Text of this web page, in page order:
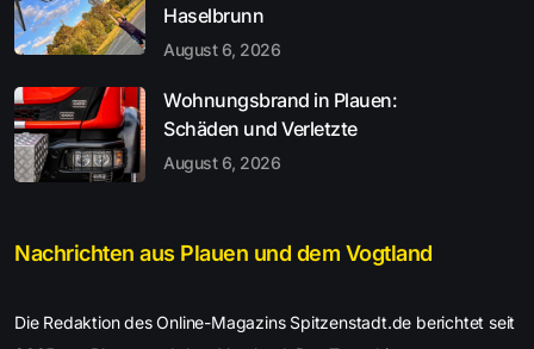
Haselbrunn
August 6, 2026
Wohnungsbrand in Plauen:
Schäden und Verletzte
August 6, 2026
Nachrichten aus Plauen und dem Vogtland
Die Redaktion des Online-Magazins Spitzenstadt.de berichtet seit